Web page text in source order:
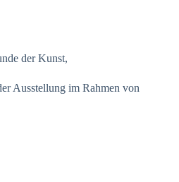
der Kunst,
Ausstellung im Rahmen von